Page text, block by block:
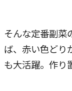
そんな定番副菜
ば、赤い色どり
も大活躍。作り